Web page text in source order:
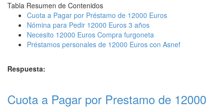
Tabla Resumen de Contenidos
Cuota a Pagar por Préstamo de 12000 Euros
Nómina para Pedir 12000 Euros 3 años
Necesito 12000 Euros Compra furgoneta
Préstamos personales de 12000 Euros con Asnef
Respuesta:
Cuota a Pagar por Prestamo de 12000